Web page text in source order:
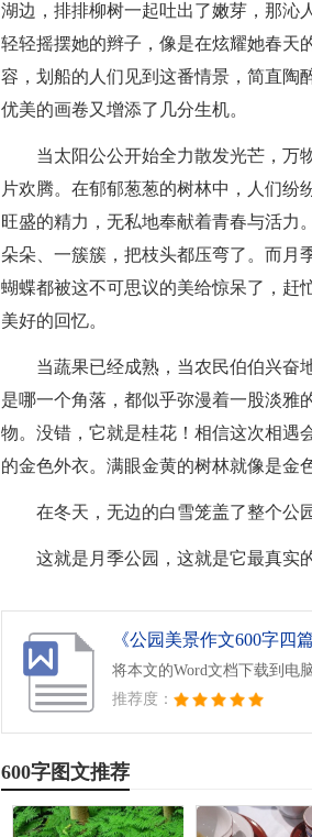
湖边，排排柳树一起吐出了嫩芽，那沁
轻轻摇摆她的辫子，像是在炫耀她春天
容，划船的人们见到这番情景，简直陶
优美的画卷又增添了几分生机。
当太阳公公开始全力散发光芒，万
片欢腾。在郁郁葱葱的树林中，人们纷
旺盛的精力，无私地奉献着青春与活力
朵朵、一簇簇，把枝头都压弯了。而月
蝴蝶都被这不可思议的美给惊呆了，赶
美好的回忆。
当蔬果已经成熟，当农民伯伯兴奋
是哪一个角落，都似乎弥漫着一股淡雅
物。没错，它就是桂花！相信这次相遇
的金色外衣。满眼金黄的树林就像是金
在冬天，无边的白雪笼盖了整个公
这就是月季公园，这就是它最真实
《公园美景作文600字四篇
将本文的Word文档下载到电
推荐度：
600字图文推荐